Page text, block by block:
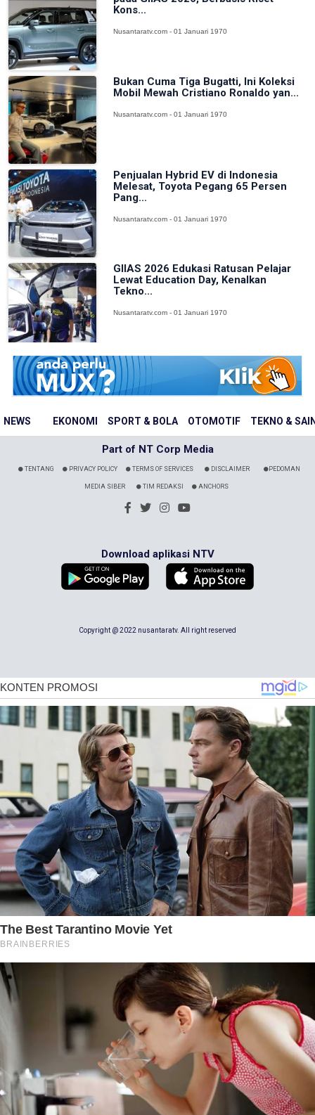
NEWS EKONOMI SPORT & BOLA OTOMOTIF TEKNO &
Kons...
Nusantaratv.com - 01 Januari 1970
Bukan Cuma Tiga Bugatti, Ini Koleksi
Mobil Mewah Cristiano Ronaldo yan...
Nusantaratv.com - 01 Januari 1970
Penjualan Hybrid EV di Indonesia
Melesat, Toyota Pegang 65 Persen
Pang...
Nusantaratv.com - 01 Januari 1970
GIIAS 2026 Edukasi Ratusan Pelajar
Lewat Education Day, Kenalkan
Tekno...
Nusantaratv.com - 01 Januari 1970
Part of NT Corp Media
TENTANG PRIVACY POLICY TERMS OF SERVICES DISCLAIMER PEDOMAN
MEDIA SIBER TIM REDAKSI ANCHORS
Download aplikasi NTV
Copyright @ 2022 nusantaratv. All right reserved